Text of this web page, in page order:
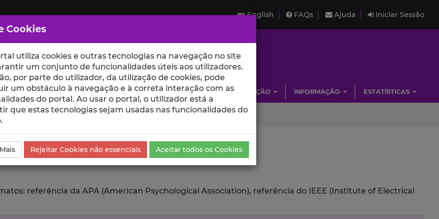
English FAQs Ajuda Iniciar Sessão
ESCOLAS UNIDADES INVESTIGAÇÃO INFORMAÇÃO ESTATÍSTICAS
Exportar
referência da APA (American Psychological Association), referência do IEEE (Institute of Electrical
Cookies
utiliza cookies e outras tecnologias na navegação no site
um conjunto de funcionalidades úteis aos utilizadores.
por parte do utilizador, da utilização de cookies, pode
um obstáculo à navegação e à correta interação com as
do portal. Ao usar o portal, o utilizador está a
que estas tecnologias sejam usadas nas funcionalidades do
Rejeitar Cookies não essenciais Aceitar todos os Cookies